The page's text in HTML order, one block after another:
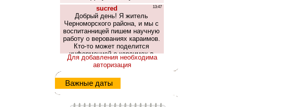
Для добавления необходима
авторизация
Важные даты